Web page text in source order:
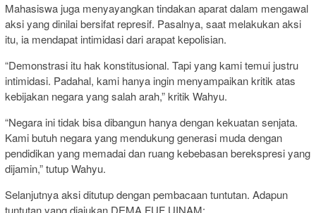
Mahasiswa juga menyayangkan tindakan aparat dalam mengawal
aksi yang dinilai bersifat represif. Pasalnya, saat melakukan aksi
itu, ia mendapat intimidasi dari arapat kepolisian.
“Demonstrasi itu hak konstitusional. Tapi yang kami temui justru
intimidasi. Padahal, kami hanya ingin menyampaikan kritik atas
kebijakan negara yang salah arah,” kritik Wahyu.
“Negara ini tidak bisa dibangun hanya dengan kekuatan senjata.
Kami butuh negara yang mendukung generasi muda dengan
pendidikan yang memadai dan ruang kebebasan berekspresi yang
dijamin,” tutup Wahyu.
Selanjutnya aksi ditutup dengan pembacaan tuntutan. Adapun
tuntutan yang diajukan DEMA FUF UINAM: